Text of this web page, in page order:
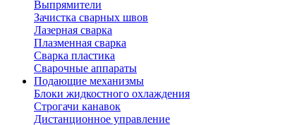
Выпрямители
Зачистка сварных швов
Лазерная сварка
Плазменная сварка
Сварка пластика
Сварочные аппараты
Подающие механизмы
Блоки жидкостного охлаждения
Строгачи канавок
Дистанционное управление